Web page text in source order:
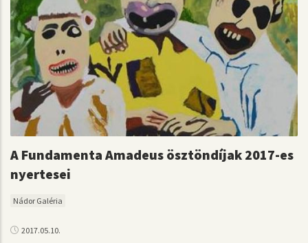
A Fundamenta Amadeus ösztöndíjak 2017-es
nyertesei
Nádor Galéria
2017.05.10.